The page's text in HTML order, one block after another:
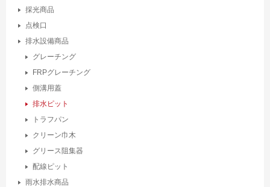
採光商品
点検口
排水設備商品
グレーチング
FRPグレーチング
側溝用蓋
排水ピット
トラフパン
クリーン巾木
グリース阻集器
配線ピット
雨水排水商品